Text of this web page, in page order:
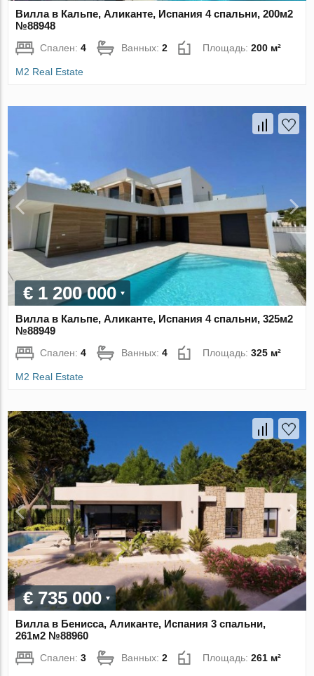
Вилла в Кальпе, Аликанте, Испания 4 спальни, 200м2
№88948
Спален:4 Ванных:2 Площадь:200 м²
M2 Real Estate
€ 1 200 000
Вилла в Кальпе, Аликанте, Испания 4 спальни, 325м2
№88949
Спален:4 Ванных:4 Площадь:325 м²
M2 Real Estate
€ 735 000
Вилла в Бенисса, Аликанте, Испания 3 спальни,
261м2 №88960
Спален:3 Ванных:2 Площадь:261 м²